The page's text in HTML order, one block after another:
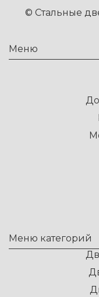
© Стальные
Меню
Меню категорий